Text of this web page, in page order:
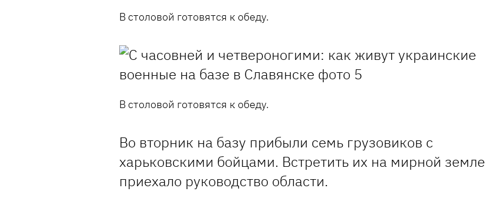
В столовой готовятся к обеду.
В столовой готовятся к обеду.
Во вторник на базу прибыли семь грузовиков с
харьковскими бойцами. Встретить их на мирной земле
приехало руководство области.